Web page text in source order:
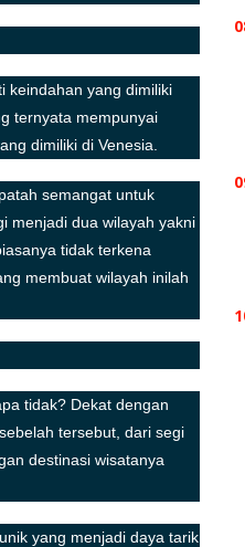
keindahan yang dimiliki
ternyata mempunyai
dimiliki di Venesia.
semangat untuk
menjadi dua wilayah yakni
tidak terkena
membuat wilayah inilah
tidak? Dekat dengan
tersebut, dari segi
destinasi wisatanya
yang menjadi daya tarik